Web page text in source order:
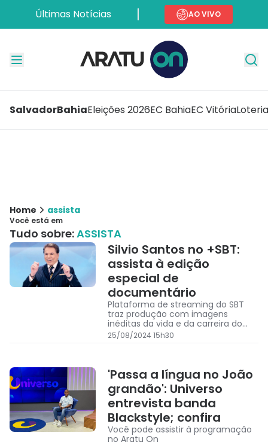
Últimas Notícias AO VIVO
SalvadorBahiaEleições 2026EC BahiaEC Vitória
Home assista
Você está em
Tudo sobre:ASSISTA
Silvio Santos no +SBT:
assista à edição
especial de
documentário
Plataforma de streaming do SBT
traz produção com imagens
inéditas da vida e da carreira do
apresentador, morto no último dia
25/08/2024 15h30
'Passa a língua no João
grandão': Universo
entrevista banda
Blackstyle; confira
Você pode assistir à programação
no Aratu On